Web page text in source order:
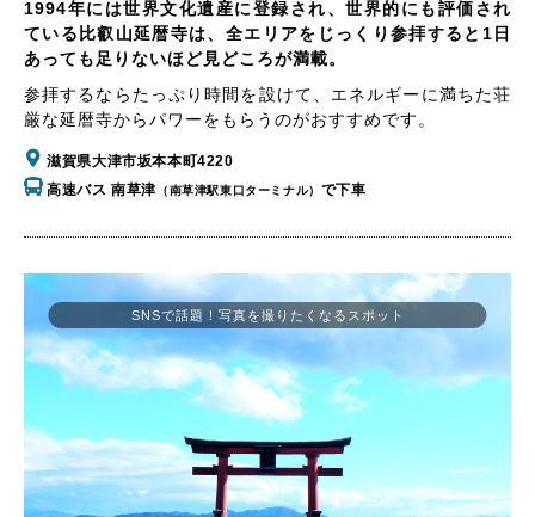
1994年には世界文化遺産に登録され、世界的にも評価され
ている比叡山延暦寺は、全エリアをじっくり参拝すると1日
あっても足りないほど見どころが満載。
参拝するならたっぷり時間を設けて、エネルギーに満ちた荘
厳な延暦寺からパワーをもらうのがおすすめです。
滋賀県大津市坂本本町4220
高速バス 南草津 （南草津駅東口ターミナル） で下車
SNSで話題！写真を撮りたくなるスポット